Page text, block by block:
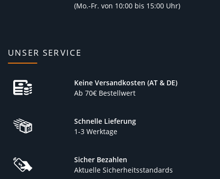
(Mo.-Fr. von 10:00 bis 15:00 Uhr)
UNSER SERVICE
Keine Versandkosten (AT & DE)
Ab 70€ Bestellwert
Schnelle Lieferung
1-3 Werktage
Sicher Bezahlen
Aktuelle Sicherheitsstandards